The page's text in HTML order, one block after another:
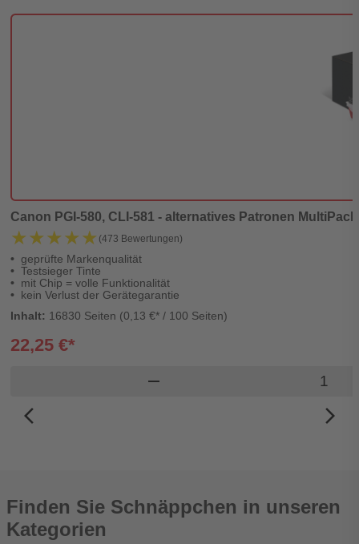
Canon PGI-580, CLI-581 - alternatives Patronen
★★★★★
★★★★★ (473 Bewertungen)
geprüfte Markenqualität
Testsieger Tinte
mit Chip = volle Funktionalität
kein Verlust der Gerätegarantie
Inhalt: 16830 Seiten (0,13 €* / 100 Seiten)
22,25 €*
remove
arrow_back_ios_new arrow_forward_ios
Finden Sie Schnäppchen in unseren
Kategorien